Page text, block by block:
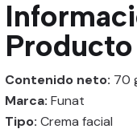
Producto
Contenido neto: 70
Marca: Funat
Tipo: Crema facial